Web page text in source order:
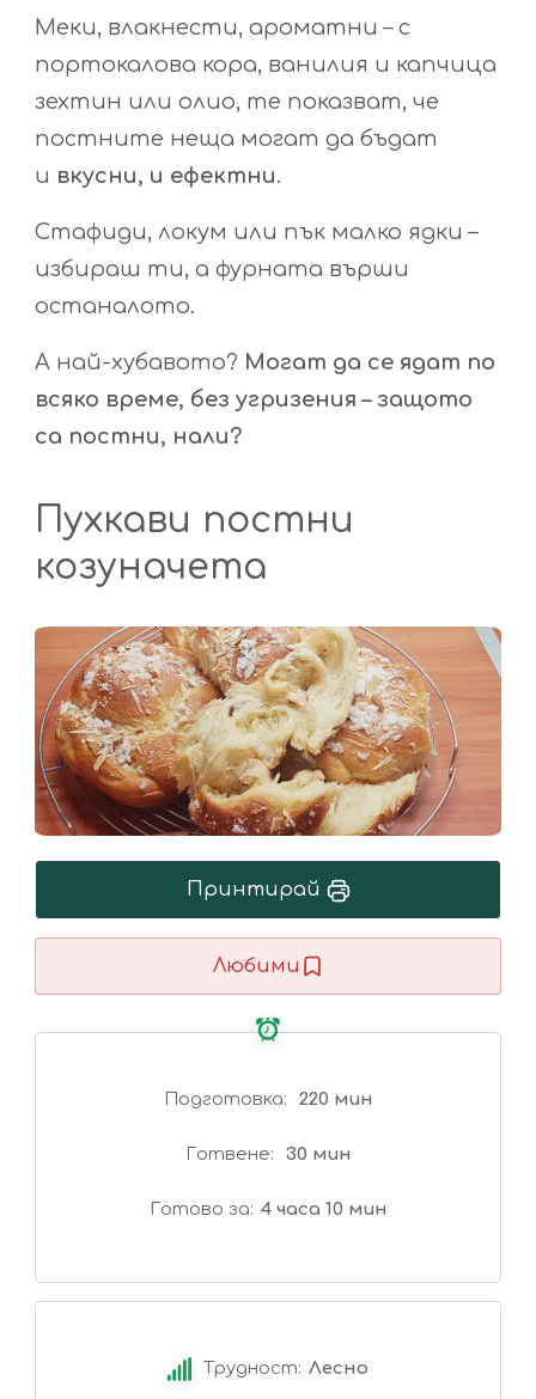
Меки, влакнести, ароматни – с
портокалова кора, ванилия и капчица
зехтин или олио, те показват, че
постните неща могат да бъдат
и вкусни, и ефектни.
Стафиди, локум или пък малко ядки –
избираш ти, а фурната върши
останалото.
А най-хубавото? Могат да се ядат по
всяко време, без угризения – защото
са постни, нали?
Пухкави постни
козуначета
Принтирай
Любими
Подготовка 220 мин
Готвене 30 мин
Готово за 4 часа 10 мин
Трудност: Лесно